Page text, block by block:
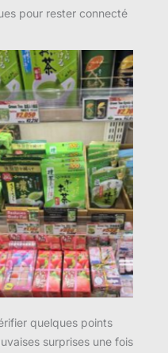
pour rester connecté
quelques points
surprises une fois